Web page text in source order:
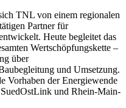
TNL von einem regionalen
Partner für
Heute begleitet das
Wertschöpfungskette –
über
und Umsetzung.
Vorhaben der Energiewende
und Rhein-Main-